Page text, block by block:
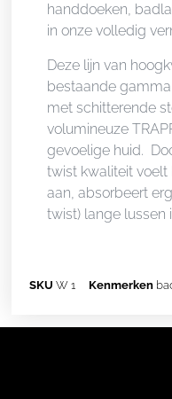
handdoeken,
in onze volledig
Deze lijn van
bestaande
met schitterende
volumineuze
gevoelige huid.
twist kwaliteit
aan, absorbeert
twist) lange lussen
SKUW 1 Kenmerken